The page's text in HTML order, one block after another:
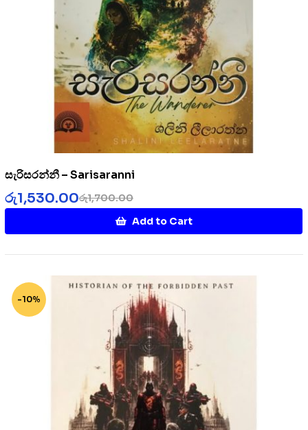
සැරිසරන්නී – Sarisaranni
රු1,700.00
රු1,530.00
Add to Cart
-10%